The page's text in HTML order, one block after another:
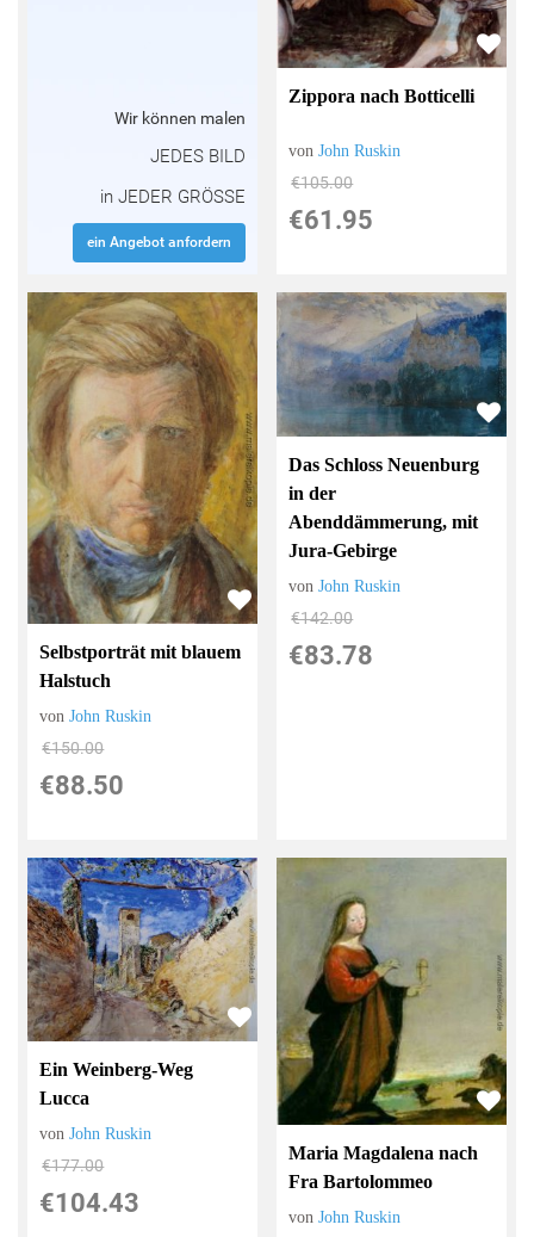
Wir können malen
JEDES BILD
in JEDER GRÖSSE
ein Angebot anfordern
Zippora nach Botticelli
vonJohn Ruskin
€105.00
€61.95
Selbstporträt mit blauem
Halstuch
vonJohn Ruskin
€150.00
€88.50
Das Schloss Neuenburg
in der
Abenddämmerung, mit
Jura-Gebirge
vonJohn Ruskin
€142.00
€83.78
Ein Weinberg-Weg
Lucca
vonJohn Ruskin
€177.00
€104.43
Maria Magdalena nach
Fra Bartolommeo
vonJohn Ruskin